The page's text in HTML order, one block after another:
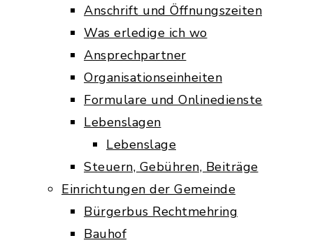
Anschrift und Öffnungszeiten
Was erledige ich wo
Ansprechpartner
Organisationseinheiten
Formulare und Onlinedienste
Lebenslagen
Lebenslage
Steuern, Gebühren, Beiträge
Einrichtungen der Gemeinde
Bürgerbus Rechtmehring
Bauhof